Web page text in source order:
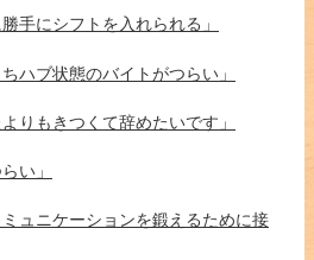
手にシフトを入れられる」
ハブ状態のバイトがつらい」
りもきつくて辞めたいです」
い」
ミュニケーションを鍛えるために接